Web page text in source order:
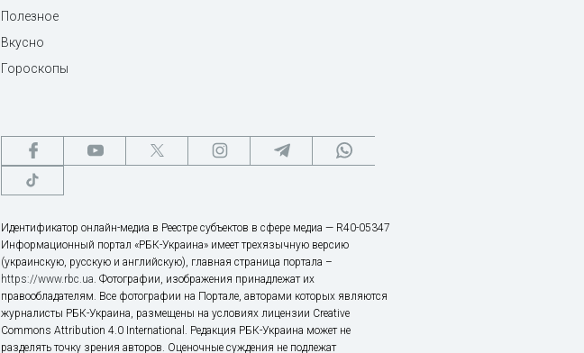
Полезное
Вкусно
Гороскопы
Идентификатор онлайн-медиа в Реестре субъектов в сфере медиа — R40-05347
Информационный портал «РБК-Украина» имеет трехязычную версию
(украинскую, русскую и английскую), главная страница портала –
https://www.rbc.ua. Фотографии, изображения принадлежат их
правообладателям. Все фотографии на Портале, авторами которых являются
журналисты РБК-Украина, размещены на условиях лицензии Creative
Commons Attribution 4.0 International. Редакция РБК-Украина может не
разделять точку зрения авторов. Оценочные суждения не подлежат